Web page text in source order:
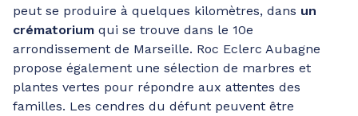
peut se produire à quelques kilomètres, dans un
crématorium qui se trouve dans le 10e
arrondissement de Marseille. Roc Eclerc Aubagne
propose également une sélection de marbres et
plantes vertes pour répondre aux attentes des
familles. Les cendres du défunt peuvent être